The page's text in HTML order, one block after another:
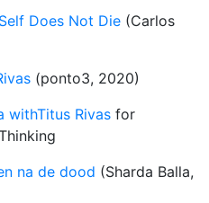
Does Not Die (Carlos
(ponto3, 2020)
withTitus Rivas for
na de dood (Sharda Balla,